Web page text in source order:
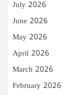
July 2026
June 2026
May 2026
April 2026
March 2026
February 2026